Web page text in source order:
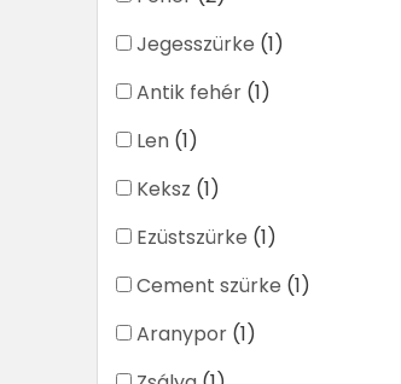
Jegesszürke (1)
Antik fehér (1)
Len (1)
Keksz (1)
Ezüstszürke (1)
Cement szürke (1)
Aranypor (1)